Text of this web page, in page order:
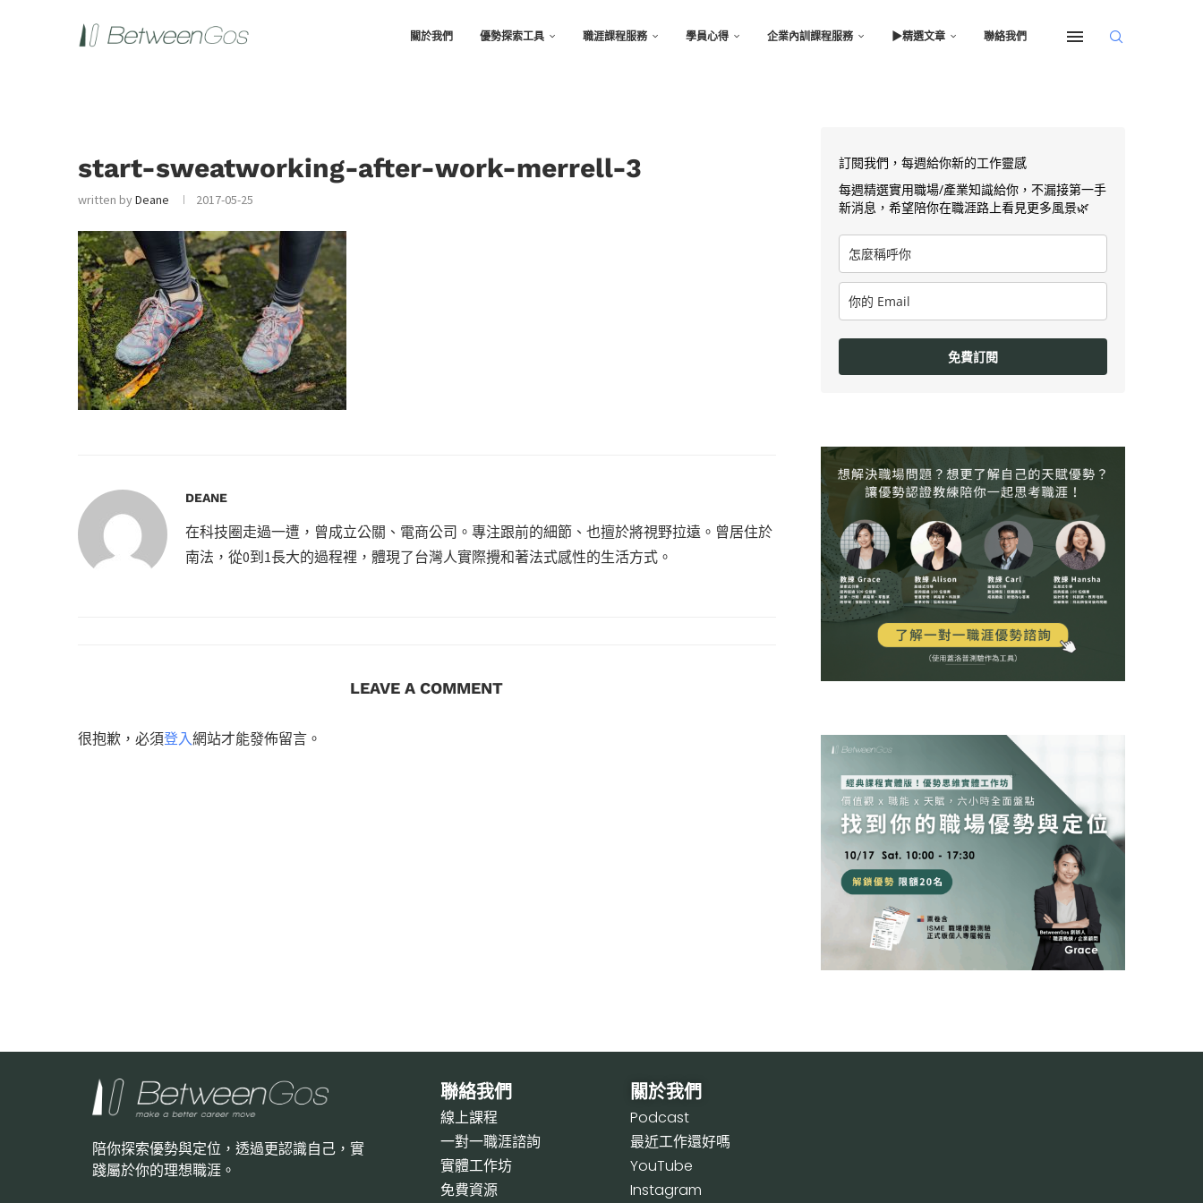
關於我們 優勢探索工具 職涯課程服務 學員心得 企業內訓課程服務 ▶︎精選文章 聯絡我們
start-sweatworking-after-work-merrell-3
written byDeane 2017-05-25
DEANE
在科技圈走過一遭，曾成立公關、電商公司。專注跟前的細節、也擅於將視野拉遠。曾居住於
南法，從0到1長大的過程裡，體現了台灣人實際攪和著法式感性的生活方式。
LEAVE A COMMENT
很抱歉，必須登入網站才能發佈留言。
訂閱我們，每週給你新的工作靈感
每週精選實用職場/產業知識給你，不漏接第一手
新消息，希望陪你在職涯路上看見更多風景🌿
免費訂閱
陪你探索優勢與定位，透過更認識自己，實
踐屬於你的理想職涯。
聯絡我們
線上課程
一對一職涯諮詢
實體工作坊
免費資源
關於我們
Podcast
最近工作還好嗎
YouTube
Instagram